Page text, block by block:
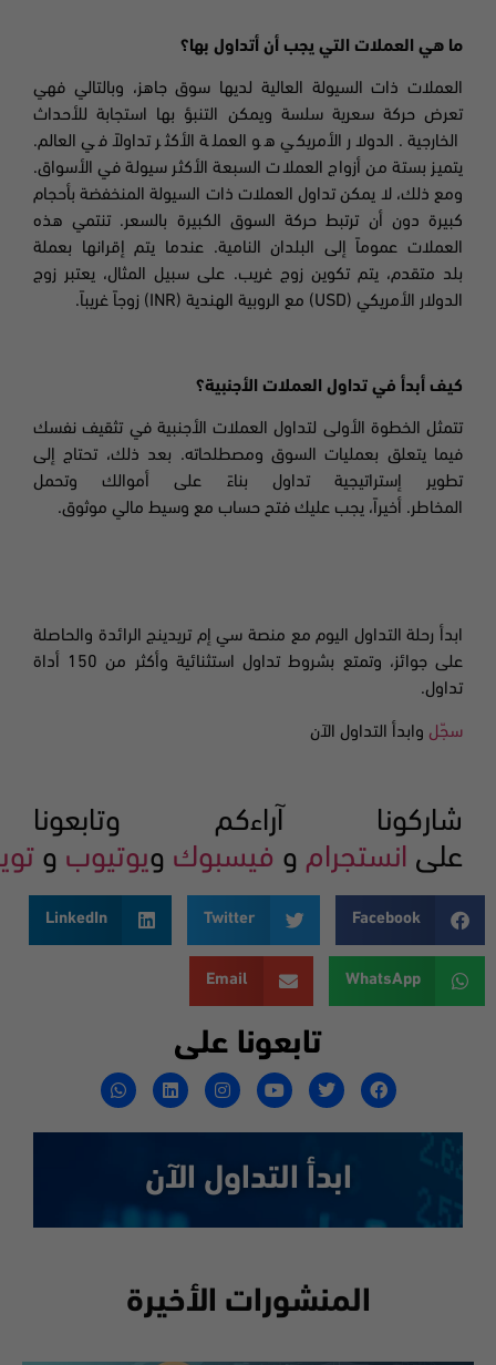
ما هي العملات التي يجب أن أتداول بها؟
العملات ذات السيولة العالية لديها سوق جاهز، وبالتالي فهي
تعرض حركة سعرية سلسة ويمكن التنبؤ بها استجابة للأحداث
الخارجية. الدولار الأمريكي هو العملة الأكثر تداولاً في العالم.
يتميز بستة من أزواج العملات السبعة الأكثر سيولة في الأسواق.
ومع ذلك، لا يمكن تداول العملات ذات السيولة المنخفضة بأحجام
كبيرة دون أن ترتبط حركة السوق الكبيرة بالسعر. تنتمي هذه
العملات عموماً إلى البلدان النامية. عندما يتم إقرانها بعملة
بلد متقدم، يتم تكوين زوج غريب. على سبيل المثال، يعتبر زوج
الدولار الأمريكي (USD) مع الروبية الهندية (INR ) زوجاً غريباً.
كيف أبدأ في تداول العملات الأجنبية؟
تتمثل الخطوة الأولى لتداول العملات الأجنبية في تثقيف نفسك
فيما يتعلق بعمليات السوق ومصطلحاته. بعد ذلك، تحتاج إلى
تطوير إستراتيجية تداول بناءً على أموالك وتحمل
المخاطر. أخيراً، يجب عليك فتح حساب مع وسيط مالي موثوق.
ابدأ رحلة التداول اليوم مع منصة سي إم تريدينج الرائدة والحاصلة
على جوائز، وتمتع بشروط تداول استثنائية
وأكثر من 150 أداة
تداول.
سجّل وابدأ التداول الآن
شاركونا آراءكم وتابعونا
على انستجرام و فيسبوك ويوتيوب و
Facebook
Twitter
LinkedIn
WhatsApp
Email
تابعونا على
ابدأ التداول الآن
المنشورات الأخيرة